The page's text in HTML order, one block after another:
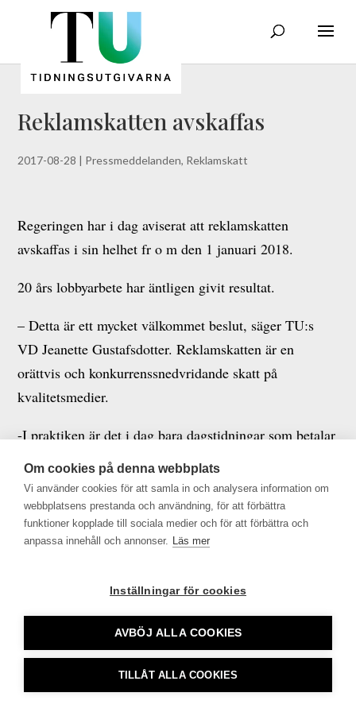
Reklamskatten avskaffas
2017-08-28 | Pressmeddelanden, Reklamskatt
Regeringen har i dag aviserat att reklamskatten
avskaffas i sin helhet fr o m den 1 januari 2018.
20 års lobbyarbete har äntligen givit resultat.
– Detta är ett mycket välkommet beslut, säger TU:s
VD Jeanette Gustafsdotter. Reklamskatten är en
orättvis och konkurrenssnedvridande skatt på
kvalitetsmedier.
-I praktiken är det i dag bara dagstidningar som betalar
reklamskatt och dessutom endast vissa av dem.
Riksdagen gav redan år 2002 regeringen till känna att
reklamskatten borde avskaffas. Det är därför inte en
dag för tidigt.
Tidningsutgivarna •info@tu.se• 08-692 46 00 •
Om cookies på denna webbplats
Vi använder cookies för att samla in och analysera information om
webbplatsens prestanda och användning, för att förbättra
funktioner kopplade till sociala medier och för att förbättra och
anpassa innehåll och annonser. Läs mer
Inställningar för cookies
AVBÖJ ALLA COOKIES
TILLÅT ALLA COOKIES